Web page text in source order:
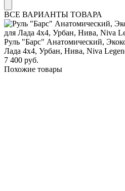
ВСЕ ВАРИАНТЫ ТОВАРА
Руль "Барс" Анатомический,
Лада 4х4, Урбан, Нива, Niva
7 400 руб.
Похожие товары